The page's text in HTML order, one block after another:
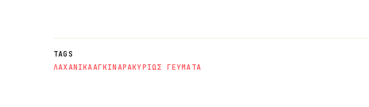
TAGS
ΛΑΧΑΝΙΚΑΑΓΚΙΝΑΡΑΚΥΡΙΩΣ ΓΕΥΜΑΤΑ